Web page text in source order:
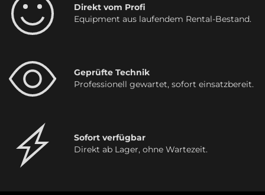
Direkt vom Profi
Equipment aus laufendem Rental-Bestand.
Geprüfte Technik
Professionell gewartet, sofort einsatzbereit.
Sofort verfügbar
Direkt ab Lager, ohne Wartezeit.